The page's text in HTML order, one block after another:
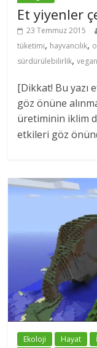
Et yiyenler
23 Temmuz 2015
tüketimi, hayvancılık,
sürdürülebilirlik,vegan
[Dikkat! Bu yazı
göz önüne
üretiminin iklim
etkileri göz
Ekoloji Hayat